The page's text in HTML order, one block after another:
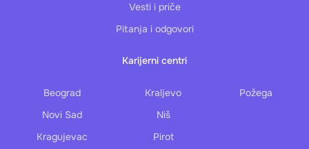
Vesti i priče
Pitanja i odgovori
Karijerni centri
Beograd
Novi Sad
Kragujevac
Kraljevo
Niš
Pirot
Požega